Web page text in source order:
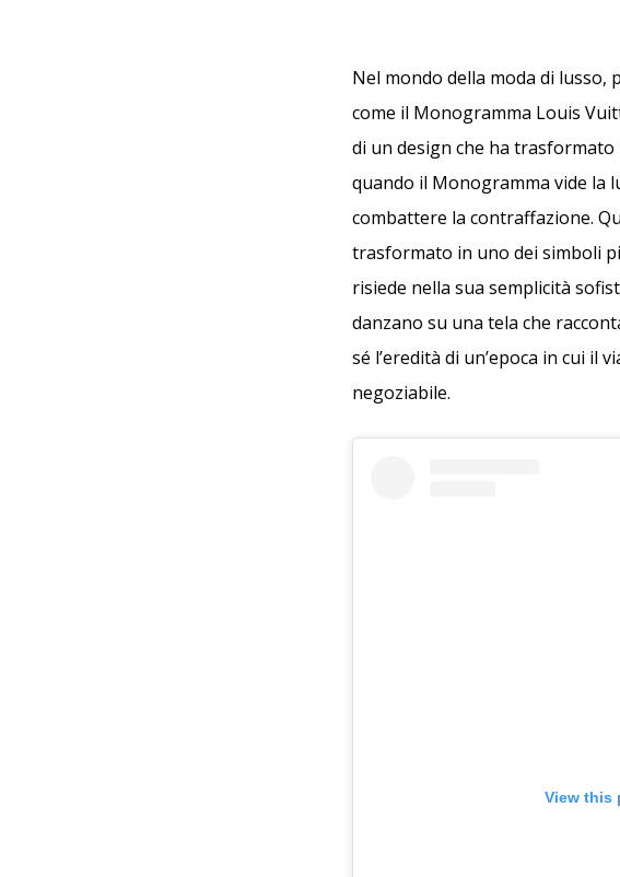
Nel mondo della moda di lusso,
come il Monogramma Louis
di un design che ha trasformato
quando il Monogramma vide la
combattere la contraffazione.
trasformato in uno dei simboli
risiede nella sua semplicità
danzano su una tela che
sé l’eredità di un’epoca in cui
negoziabile.
View this